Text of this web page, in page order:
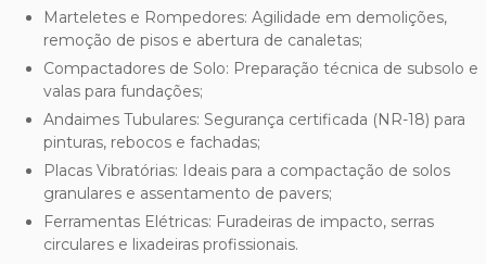
Marteletes e Rompedores: Agilidade em demolições,
remoção de pisos e abertura de canaletas;
Compactadores de Solo: Preparação técnica de subsolo e
valas para fundações;
Andaimes Tubulares: Segurança certificada (NR-18) para
pinturas, rebocos e fachadas;
Placas Vibratórias: Ideais para a compactação de solos
granulares e assentamento de pavers;
Ferramentas Elétricas: Furadeiras de impacto, serras
circulares e lixadeiras profissionais.